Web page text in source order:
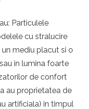
Particulele
cu stralucire
mediu placut si o
in lumina foarte
de confort
au proprietatea de
artificiala) in timpul